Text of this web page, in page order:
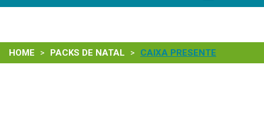
HOME PACKS DE NATAL CAIXA PRESENTE